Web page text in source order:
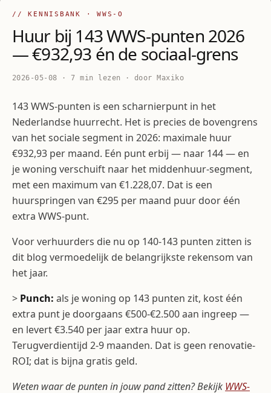
// KENNISBANK · WWS-O
Huur bij 143 WWS-punten 2026
— €932,93 én de sociaal-grens
2026-05-08 · 7 min lezen · door Maxiko
143 WWS-punten is een scharnierpunt in het
Nederlandse huurrecht. Het is precies de bovengrens
van het sociale segment in 2026: maximale huur
€932,93 per maand. Eén punt erbij — naar 144 — en
je woning verschuift naar het middenhuur-segment,
met een maximum van €1.228,07. Dat is een
huurspringen van €295 per maand puur door één
extra WWS-punt.
Voor verhuurders die nu op 140-143 punten zitten is
dit blog vermoedelijk de belangrijkste rekensom van
het jaar.
> Punch: als je woning op 143 punten zit, kost één
extra punt je doorgaans €500-€2.500 aan ingreep —
en levert €3.540 per jaar extra huur op.
Terugverdientijd 2-9 maanden. Dat is geen renovatie-
ROI; dat is bijna gratis geld.
Weten waar de punten in jouw pand zitten? Bekijk WWS-